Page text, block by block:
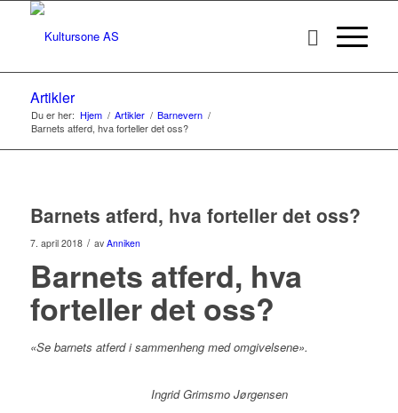
Artikler
Du er her: Hjem / Artikler / Barnevern /
Barnets atferd, hva forteller det oss?
Barnets atferd, hva forteller det oss?
7. april 2018 / av Anniken
Barnets atferd, hva
forteller det oss?
«Se barnets atferd i sammenheng med omgivelsene».
Ingrid Grimsmo Jørgensen